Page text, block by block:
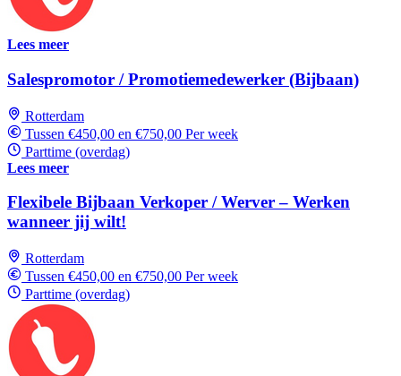
Lees meer
Salespromotor / Promotiemedewerker (Bijbaan)
Rotterdam
Tussen €450,00 en €750,00 Per week
Parttime (overdag)
Lees meer
Flexibele Bijbaan Verkoper / Werver – Werken
wanneer jij wilt!
Rotterdam
Tussen €450,00 en €750,00 Per week
Parttime (overdag)